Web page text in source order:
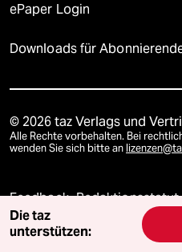
ePaper Login
Downloads für
© 2026 taz Verlags und
Alle Rechte vorbehalten. Bei
wenden Sie sich bitte an
Feedback Redaktionsstatut
Leitlinie Informant
Die taz
unterstützen: